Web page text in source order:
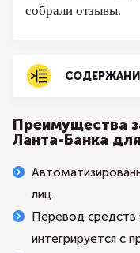
собрали отзывы.
Преимущества
Ланта-Банка
лиц.
Перевод средств
интегрируется с